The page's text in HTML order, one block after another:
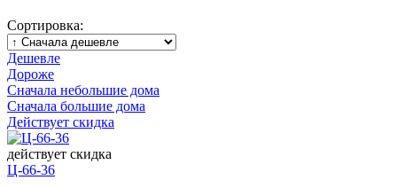
Сортировка:
Дешевле
Дороже
Сначала небольшие дома
Сначала большие дома
Действует скидка
действует скидка
Ц-66-36